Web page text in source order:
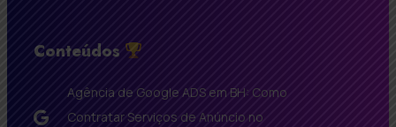
Conteúdos
Agência de Google ADS em BH: Como
Contratar Serviços de Anúncio no